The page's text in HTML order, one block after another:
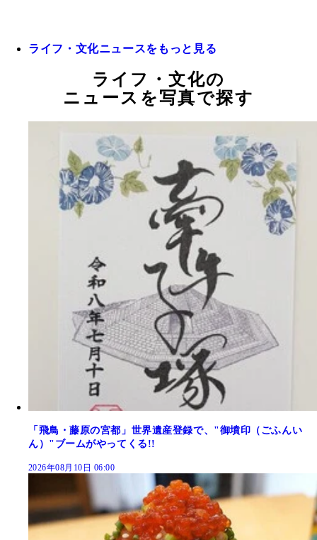
ライフ・文化ニュースをもっと見る
ライフ・文化の
ニュースを写真で探す
「飛鳥・藤原の宮都」世界遺産登録で、"御墳印（ごふんい
ん）"ブームがやってくる!!
2026年08月10日 06:00